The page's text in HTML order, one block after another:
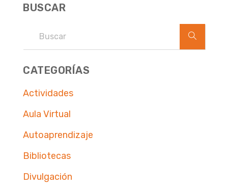
BUSCAR
CATEGORÍAS
Actividades
Aula Virtual
Autoaprendizaje
Bibliotecas
Divulgación